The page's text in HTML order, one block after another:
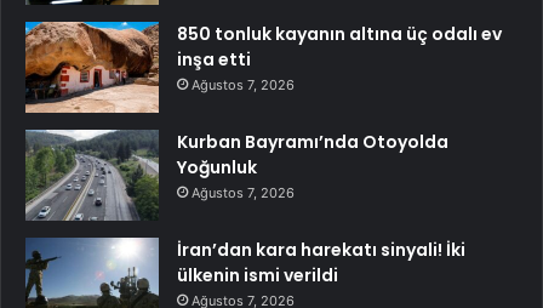
850 tonluk kayanın altına üç odalı ev
inşa etti
Ağustos 7, 2026
Kurban Bayramı’nda Otoyolda
Yoğunluk
Ağustos 7, 2026
İran’dan kara harekatı sinyali! İki
ülkenin ismi verildi
Ağustos 7, 2026